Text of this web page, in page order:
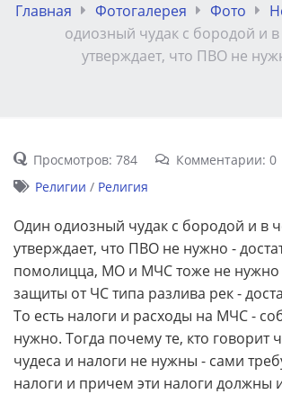
Главная Фотогалерея Фото
одиозный чудак с бородой и
утверждает, что ПВО не
Просмотров: 784
Комментарии: 0
Религии / Религия
Один одиозный чудак с бородой и в
утверждает, что ПВО не нужно -
помолицца, МО и МЧС тоже не нужно
защиты от ЧС типа разлива рек -
То есть налоги и расходы на МЧС -
нужно. Тогда почему те, кто говорит
чудеса и налоги не нужны - сами
налоги и причем эти налоги должны